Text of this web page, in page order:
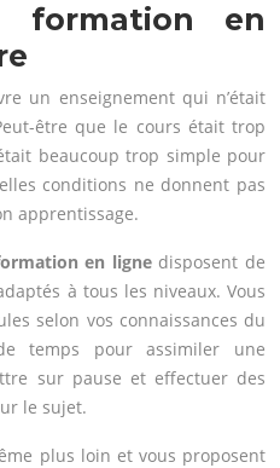
formation en
un enseignement qui n’était
être que le cours était trop
beaucoup trop simple pour
conditions ne donnent pas
apprentissage.
en lignedisposent de
à tous les niveaux. Vous
selon vos connaissances du
temps pour assimiler une
sur pause et effectuer des
le sujet.
plus loin et vous proposent